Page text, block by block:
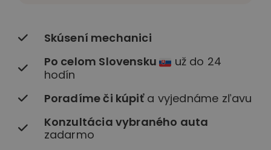
Skúsení mechanici
Po celom Slovensku
už do 24
hodín
Poradíme či kúpiťa vyjednáme zľavu
Konzultácia vybraného auta
zadarmo